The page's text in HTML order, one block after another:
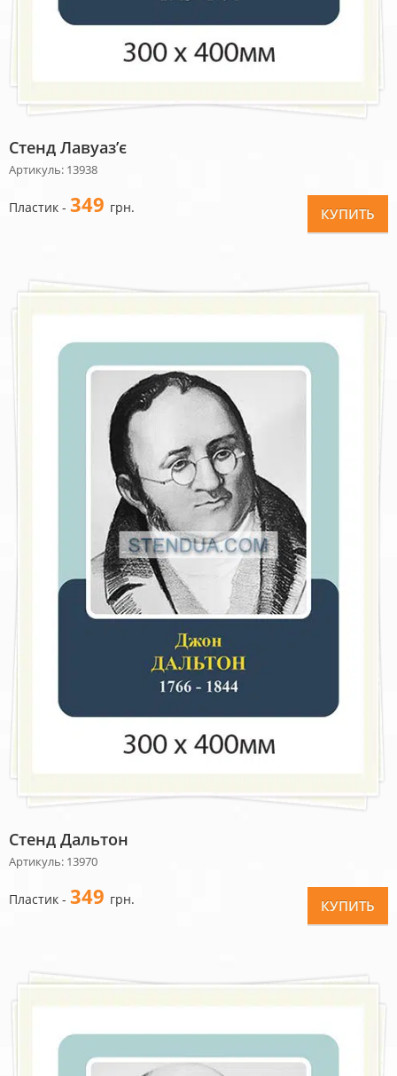
Стенд Лавуаз’є
Артикуль: 13938
Пластик - 349 грн. КУПИТЬ
Стенд Дальтон
Артикуль: 13970
Пластик - 349 грн. КУПИТЬ